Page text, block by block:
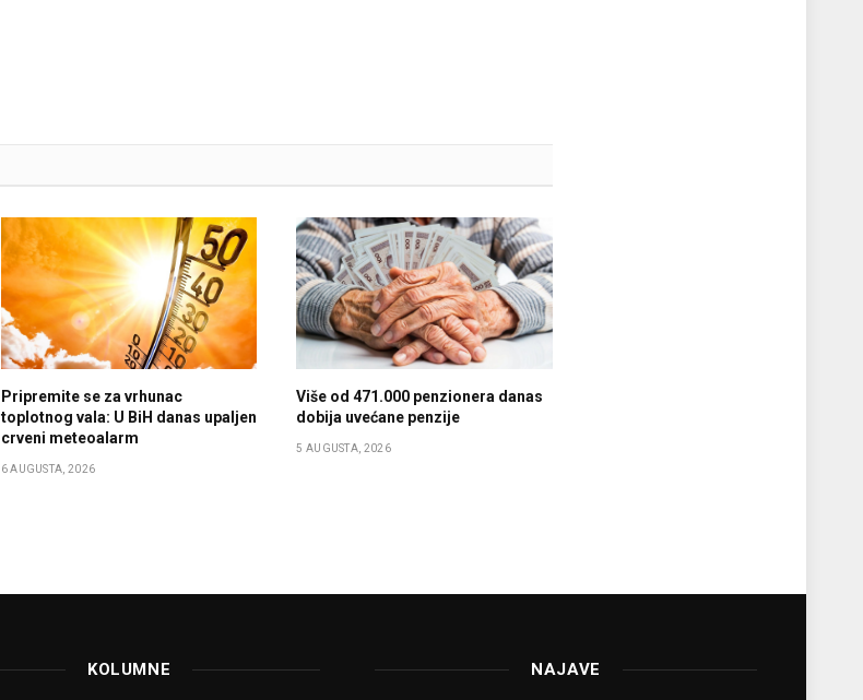
Pripremite se za vrhunac
toplotnog vala: U BiH danas upaljen
crveni meteoalarm
6 AUGUSTA, 2026
Više od 471.000 penzionera danas
dobija uvećane penzije
5 AUGUSTA, 2026
KOLUMNE NAJAVE